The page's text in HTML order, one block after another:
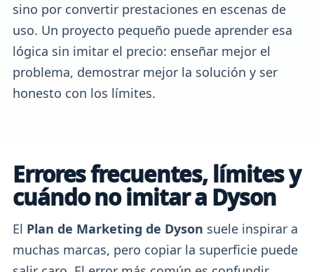
sino por convertir prestaciones en escenas de
uso. Un proyecto pequeño puede aprender esa
lógica sin imitar el precio: enseñar mejor el
problema, demostrar mejor la solución y ser
honesto con los límites.
Errores frecuentes, límites y
cuándo no imitar a Dyson
El Plan de Marketing de Dyson suele inspirar a
muchas marcas, pero copiar la superficie puede